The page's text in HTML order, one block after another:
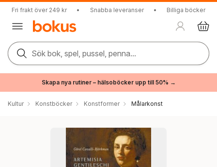
Fri frakt över 249 kr • Snabba leveranser • Billiga böcker
Sök bok, spel, pussel, penna...
Skapa nya rutiner – hälsoböcker upp till 50% →
Kultur Konstböcker Konstformer Målarkonst